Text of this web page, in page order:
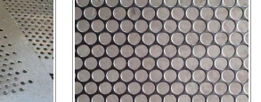
联系我们